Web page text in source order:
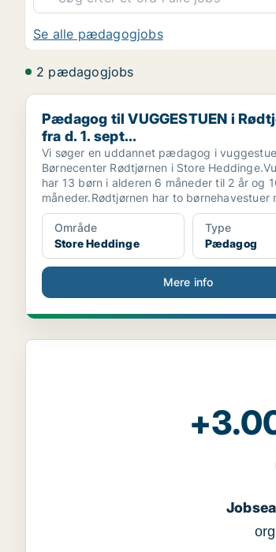
Se alle pædagogjobs
2 pædagogjobs
Pædagog til VUGGESTUEN i Rødtjørnen
Pædagog til VUGGESTUEN i
fra d. 1. sept...
Vi søger en uddannet pædagog i
Børnecenter Rødtjørnen i Store
har 13 børn i alderen 6 måneder til 2 år og
måneder.Rødtjørnen har to børnehavestuer
Område
Store Heddinge
Type
Pædagog
Mere info